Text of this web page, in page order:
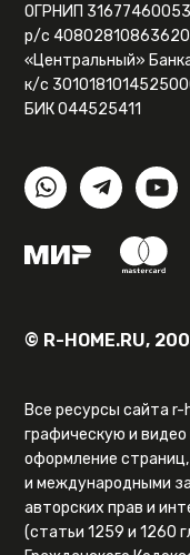
ОГРНИП
р/с
«Центральный»
к/с
БИК 044525411
© R-HOME.RU,
Все ресурсы сайта
графическую и
оформление
и международными
авторских прав и
(статьи 1259 и 1260